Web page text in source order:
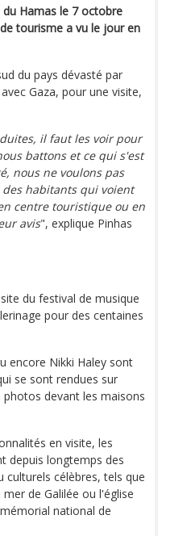
du Hamas le 7 octobre
tourisme a vu le jour en
du pays dévasté par
Gaza, pour une visite,
il faut les voir pour
battons et ce qui s'est
nous ne voulons pas
habitants qui voient
centre touristique ou en
avis", explique Pinhas
du festival de musique
pour des centaines
encore Nikki Haley sont
se sont rendues sur
devant les maisons
en visite, les
depuis longtemps des
culturels célèbres, tels que
de Galilée ou l'église
national de